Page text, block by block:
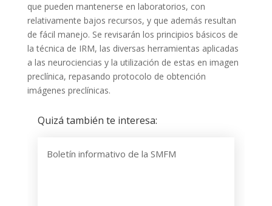
que pueden mantenerse en laboratorios, con
relativamente bajos recursos, y que además resultan
de fácil manejo. Se revisarán los principios básicos de
la técnica de IRM, las diversas herramientas aplicadas
a las neurociencias y la utilización de estas en imagen
preclínica, repasando protocolo de obtención
imágenes preclínicas.
Quizá también te interesa:
Boletín informativo de la SMFM